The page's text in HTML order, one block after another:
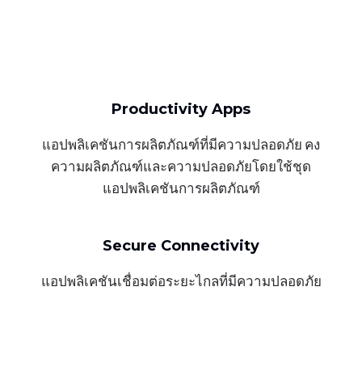
Productivity Apps
แอปพลิเคชันการผลิตภัณฑ์ที่มีความปลอดภัย คง
ความผลิตภัณฑ์และความปลอดภัยโดยใช้ชุด
แอปพลิเคชันการผลิตภัณฑ์
Secure Connectivity
แอปพลิเคชันเชื่อมต่อระยะไกลที่มีความปลอดภัย